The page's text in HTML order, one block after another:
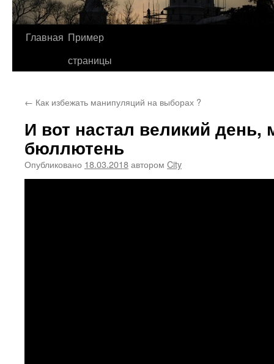
Перейти
Главная Пример
страницы
← Как избежать манипуляций на выборах ?
И вот настал великий день,
бюллютень
Опубликовано 18.03.2018автором City